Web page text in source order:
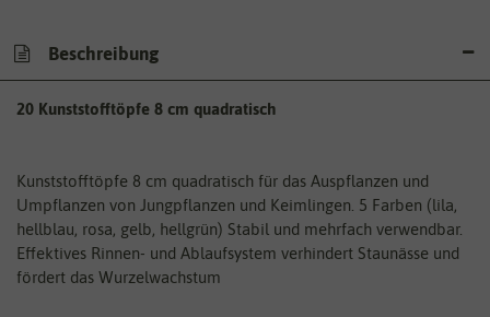
Beschreibung
20 Kunststofftöpfe 8 cm quadratisch
Kunststofftöpfe 8 cm quadratisch für das Auspflanzen und
Umpflanzen von Jungpflanzen und Keimlingen. 5 Farben (lila,
hellblau, rosa, gelb, hellgrün) Stabil und mehrfach verwendbar.
Effektives Rinnen- und Ablaufsystem verhindert Staunässe und
fördert das Wurzelwachstum